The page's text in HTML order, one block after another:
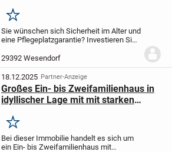
Merken
Sie wünschen sich Sicherheit im Alter und
eine Pflegeplatzgarantie? Investieren Sie
sich Ihr persönliches Vorbelegungsrecht.
Ob für Sie persönlich oder für...
29392 Wesendorf
18.12.2025 Partner-Anzeige
Großes Ein- bis Zweifamilienhaus in
idyllischer Lage mit mit starken
Merken
Bei dieser Immobilie handelt es sich um
ein Ein- bis Zweifamilienhaus mit